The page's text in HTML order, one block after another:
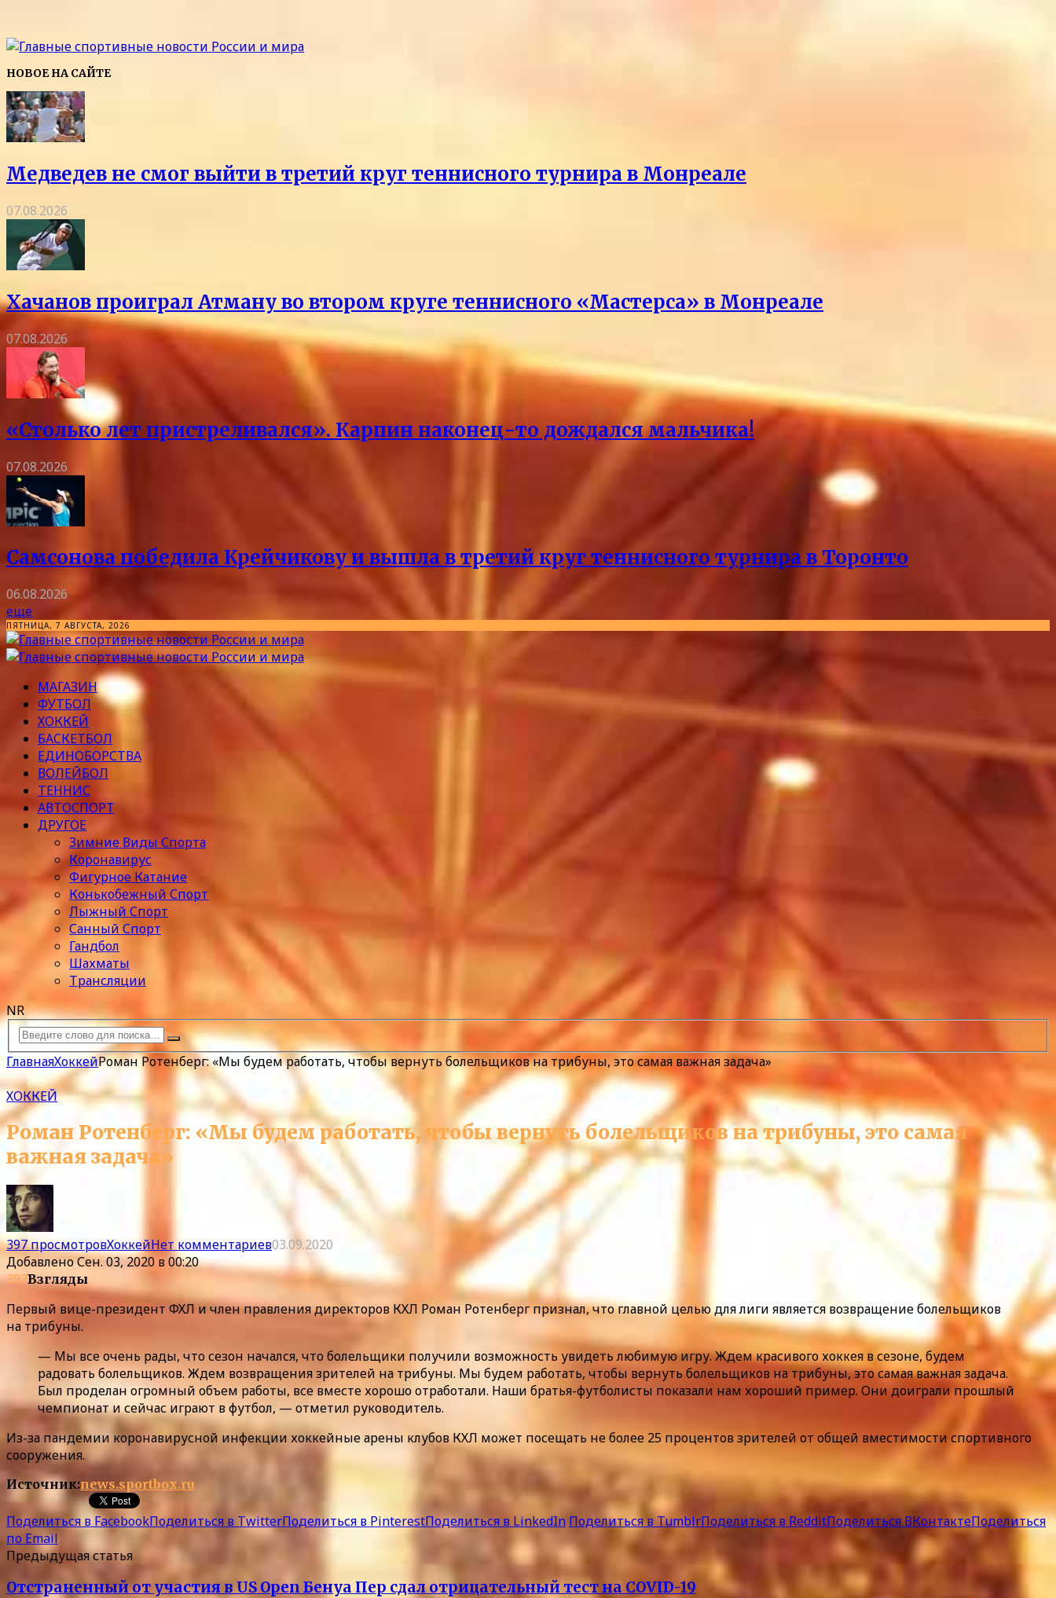
НОВОЕ НА САЙТЕ
Медведев не смог выйти в третий круг теннисного турнира в Монреале
07.08.2026
Хачанов проиграл Атману во втором круге теннисного «Мастерса» в Монреале
07.08.2026
«Столько лет пристреливался». Карпин наконец-то дождался мальчика!
07.08.2026
Самсонова победила Крейчикову и вышла в третий круг теннисного турнира в Торонто
06.08.2026
еще
ПЯТНИЦА, 7 АВГУСТА, 2026
МАГАЗИН
ФУТБОЛ
ХОККЕЙ
БАСКЕТБОЛ
ЕДИНОБОРСТВА
ВОЛЕЙБОЛ
ТЕННИС
АВТОСПОРТ
ДРУГОЕ
Зимние Виды Спорта
Коронавирус
Фигурное Катание
Конькобежный Спорт
Лыжный Спорт
Санный Спорт
Гандбол
Шахматы
Трансляции
NR
ГлавнаяХоккейРоман Ротенберг: «Мы будем работать, чтобы вернуть болельщиков на трибуны, это самая важная задача»
ХОККЕЙ
Роман Ротенберг: «Мы будем работать, чтобы вернуть болельщиков на трибуны, это самая
важная задача»
397 просмотровХоккейНет комментариев03.09.2020
ДобавленоСен. 03, 2020 в 00:20
397Взгляды
Первый вице-президент ФХЛ и член правления директоров КХЛ Роман Ротенберг признал, что главной целью для лиги является возвращение болельщиков
на трибуны.
— Мы все очень рады, что сезон начался, что болельщики получили возможность увидеть любимую игру. Ждем красивого хоккея в сезоне, будем
радовать болельщиков. Ждем возвращения зрителей на трибуны. Мы будем работать, чтобы вернуть болельщиков на трибуны, это самая важная задача.
Был проделан огромный объем работы, все вместе хорошо отработали. Наши братья-футболисты показали нам хороший пример. Они доиграли прошлый
чемпионат и сейчас играют в футбол, — отметил руководитель.
Из-за пандемии коронавирусной инфекции хоккейные арены клубов КХЛ может посещать не более 25 процентов зрителей от общей вместимости спортивного
сооружения.
Источник:news.sportbox.ru
Поделиться в FacebookПоделиться в TwitterПоделиться в PinterestПоделиться в LinkedIn Поделиться в TumblrПоделиться в RedditПоделиться ВКонтактеПоделиться
по Email
Предыдущая статья
Отстраненный от участия в US Open Бенуа Пер сдал отрицательный тест на COVID-19